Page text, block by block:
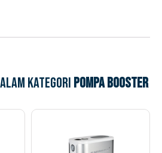
kategori Pompa Booster